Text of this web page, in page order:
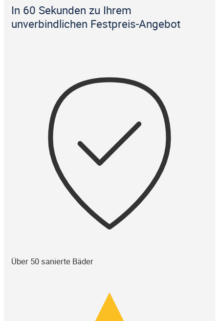
In 60 Sekunden zu Ihrem
unverbindlichen Festpreis-Angebot
Über 50 sanierte Bäder